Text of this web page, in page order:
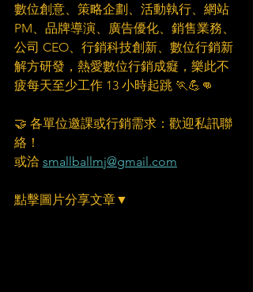
數位創意、策略企劃、活動執行、網站
PM、品牌導演、廣告優化、銷售業務、
公司 CEO、行銷科技創新、數位行銷新
解方研發，熱愛數位行銷成癡，樂此不
疲每天至少工作 13 小時起跳 🏃💪👊
🤝 各單位邀課或行銷需求：歡迎私訊聯
絡！
或洽 smallballmj@gmail.com
點擊圖片分享文章▼